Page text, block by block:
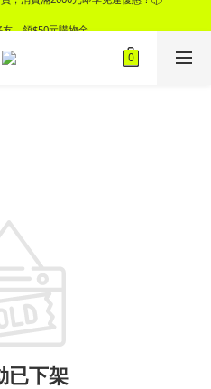
，領$50元購物金
，消費滿2000元即享免運優惠！📦
已下架